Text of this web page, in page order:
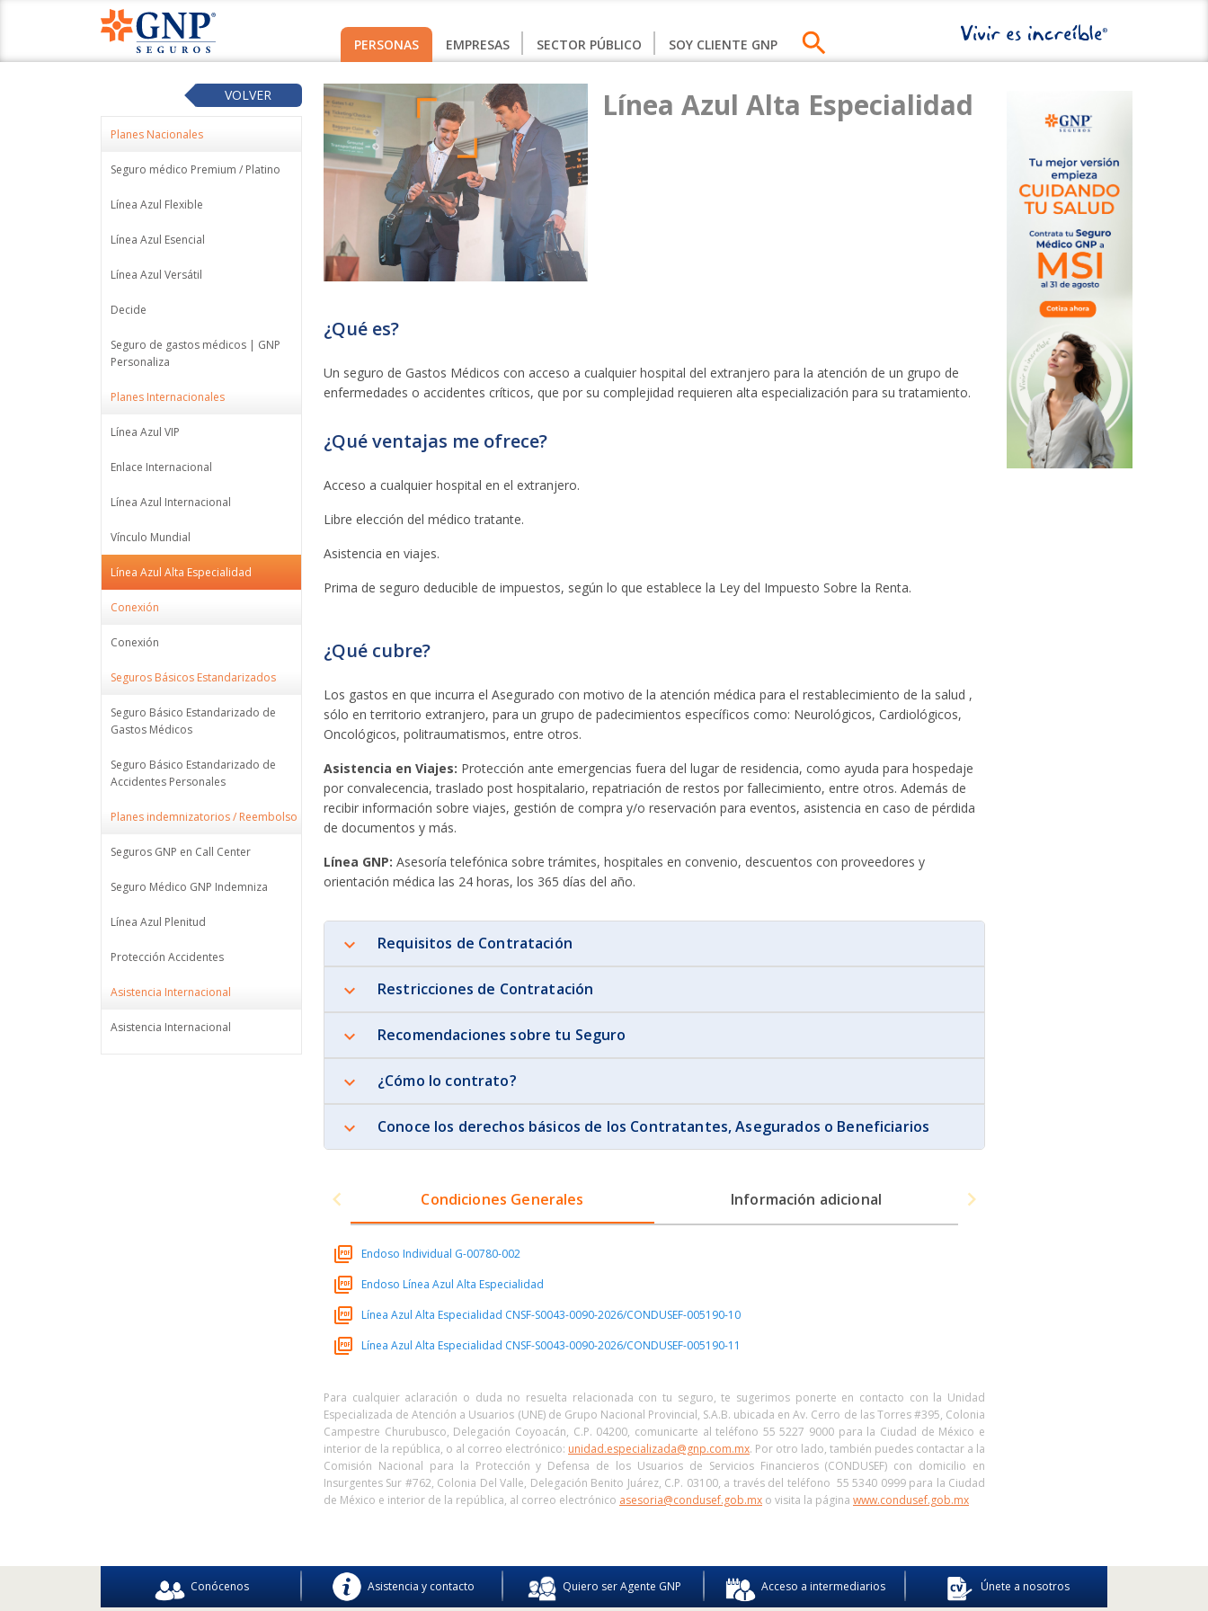
PERSONAS EMPRESAS SECTOR PÚBLICO SOY CLIENTE GNP
VOLVER
Planes Nacionales
Seguro médico Premium / Platino
Línea Azul Flexible
Línea Azul Esencial
Línea Azul Versátil
Decide
Seguro de gastos médicos | GNP
Personaliza
Planes Internacionales
Línea Azul VIP
Enlace Internacional
Línea Azul Internacional
Vínculo Mundial
Línea Azul Alta Especialidad
Conexión
Conexión
Seguros Básicos Estandarizados
Seguro Básico Estandarizado de
Gastos Médicos
Seguro Básico Estandarizado de
Accidentes Personales
Planes indemnizatorios / Reembolso
Seguros GNP en Call Center
Seguro Médico GNP Indemniza
Línea Azul Plenitud
Protección Accidentes
Asistencia Internacional
Asistencia Internacional
Línea Azul Alta Especialidad
¿Qué es?
Un seguro de Gastos Médicos con acceso a cualquier hospital del extranjero para la atención de un grupo de
enfermedades o accidentes críticos, que por su complejidad requieren alta especialización para su tratamiento.
¿Qué ventajas me ofrece?
Acceso a cualquier hospital en el extranjero.
Libre elección del médico tratante.
Asistencia en viajes.
Prima de seguro deducible de impuestos, según lo que establece la Ley del Impuesto Sobre la Renta.
¿Qué cubre?
Los gastos en que incurra el Asegurado con motivo de la atención médica para el restablecimiento de la salud ,
sólo en territorio extranjero, para un grupo de padecimientos específicos como: Neurológicos, Cardiológicos,
Oncológicos, politraumatismos, entre otros.
Asistencia en Viajes: Protección ante emergencias fuera del lugar de residencia, como ayuda para hospedaje
por convalecencia, traslado post hospitalario, repatriación de restos por fallecimiento, entre otros. Además de
recibir información sobre viajes, gestión de compra y/o reservación para eventos, asistencia en caso de pérdida
de documentos y más.
Línea GNP: Asesoría telefónica sobre trámites, hospitales en convenio, descuentos con proveedores y
orientación médica las 24 horas, los 365 días del año.
Requisitos de Contratación
Restricciones de Contratación
Recomendaciones sobre tu Seguro
¿Cómo lo contrato?
Conoce los derechos básicos de los Contratantes, Asegurados o Beneficiarios
Condiciones Generales Información adicional
Endoso Individual G-00780-002
Endoso Línea Azul Alta Especialidad
Línea Azul Alta Especialidad CNSF-S0043-0090-2026/CONDUSEF-005190-10
Línea Azul Alta Especialidad CNSF-S0043-0090-2026/CONDUSEF-005190-11
Para cualquier aclaración o duda no resuelta relacionada con tu seguro, te sugerimos ponerte en contacto con la Unidad
Especializada de Atención a Usuarios (UNE) de Grupo Nacional Provincial, S.A.B. ubicada en Av. Cerro de las Torres #395, Colonia
Campestre Churubusco, Delegación Coyoacán, C.P. 04200, comunicarte al teléfono 55 5227 9000 para la Ciudad de México e
interior de la república, o al correo electrónico: unidad.especializada@gnp.com.mx. Por otro lado, también puedes contactar a la
Comisión Nacional para la Protección y Defensa de los Usuarios de Servicios Financieros (CONDUSEF) con domicilio en
Insurgentes Sur #762, Colonia Del Valle, Delegación Benito Juárez, C.P. 03100, a través del teléfono 55 5340 0999 para la Ciudad
de México e interior de la república, al correo electrónico asesoria@condusef.gob.mx o visita la página www.condusef.gob.mx
Conócenos Asistencia y contacto Quiero ser Agente GNP Acceso a intermediarios Únete a nosotros